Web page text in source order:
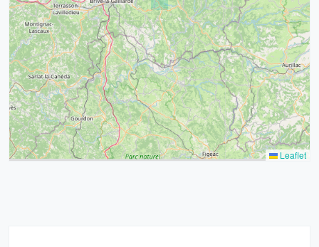
15
21
14
52 68
Leaflet